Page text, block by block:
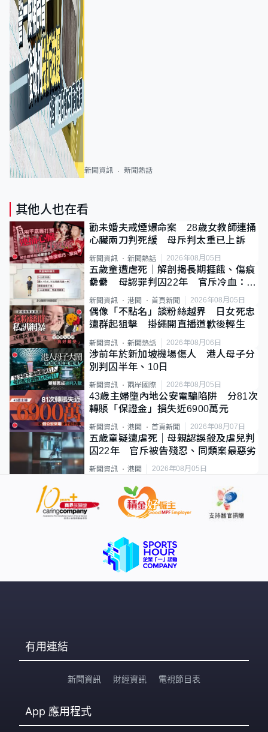
新聞資訊 新聞熱話
其他人也在看
勸未婚夫戒煙爆命案 28歲女教師連捅
心臟兩刀判死緩 母斥判太重已上訴
新聞資訊 新聞熱話 2026年08月05日
五歲童遭虐死｜解剖揭長期捱餓、傷痕
纍纍 母認罪判囚22年 官斥冷血：同
類案最惡劣
新聞資訊 港聞 首頁新聞 2026年08月05日
偶像「不點名」談粉絲越界 日女死忠
遭群起狙擊 掛繩開直播道歉後輕生
新聞資訊 新聞熱話 2026年08月06日
涉前年於新加坡機場傷人 港人母子分
別判囚半年、10日
新聞資訊 兩岸國際 2026年08月05日
43歲主婦墮內地公安電騙陷阱 分81次
轉賬「保證金」損失近6900萬元
新聞資訊 港聞 首頁新聞 2026年08月07日
五歲童疑遭虐死｜母親認誤殺及虐兒判
囚22年 官斥被告殘忍、同類案最惡劣
新聞資訊 港聞 2026年08月05日
有用連結
新聞資訊 財經資訊 電視節目表
App 應用程式